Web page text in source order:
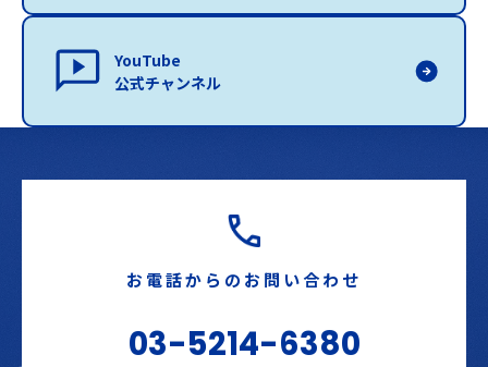
YouTube
公式チャンネル
お電話からのお問い合わせ
03-5214-6380